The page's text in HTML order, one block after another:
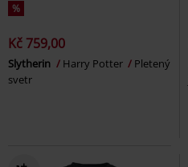
%
Kč 759,00
Slytherin Harry Potter
Pletený
svetr